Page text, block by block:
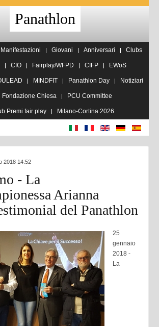
Panathlon
Manifestazioni Giovani Anniversari Clubs
CIO Fairplay/WFPD CIFP EWoS
MINDFIT Panathlon Day Notiziari
Fondazione Chiesa PCU Committee
Premi fair play Milano-Cortina 2026
2018 14:52
- La
Arianna
del Panathlon
25
gennaio
2018 -
La